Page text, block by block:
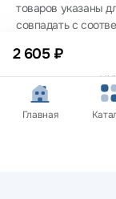
2 605 ₽
товаров указаны
совпадать с
товаров -
оформлении заказа.
©
Главная